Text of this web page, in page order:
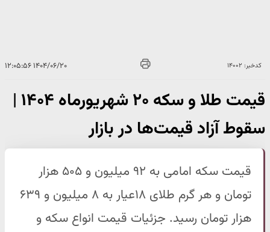
کدخبر: ۱۴۰۰۲ ۱۴۰۴/۰۶/۲۰ ۱۲:۰۵:۵۶
قیمت طلا و سکه ۲۰ شهریورماه ۱۴۰۴ |
سقوط آزاد قیمت‌ها در بازار
قیمت سکه امامی به ۹۲ میلیون و ۵۰۵ هزار
تومان و هر گرم طلای ۱۸عیار به ۸ میلیون و ۶۳۹
هزار تومان رسید. جزئیات قیمت انواع سکه و